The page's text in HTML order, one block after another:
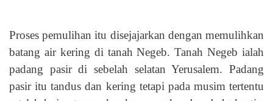
Proses pemulihan itu disejajarkan dengan memulihkan
batang air kering di tanah Negeb. Tanah Negeb ialah
padang pasir di sebelah selatan Yerusalem. Padang
pasir itu tandus dan kering tetapi pada musim tertentu